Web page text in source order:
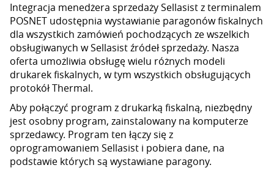
Integracja menedżera sprzedaży Sellasist z terminalem
POSNET udostępnia wystawianie paragonów fiskalnych
dla wszystkich zamówień pochodzących ze wszelkich
obsługiwanych w Sellasist źródeł sprzedaży. Nasza
oferta umożliwia obsługę wielu różnych modeli
drukarek fiskalnych, w tym wszystkich obsługujących
protokół Thermal.
Aby połączyć program z drukarką fiskalną, niezbędny
jest osobny program, zainstalowany na komputerze
sprzedawcy. Program ten łączy się z
oprogramowaniem Sellasist i pobiera dane, na
podstawie których są wystawiane paragony.